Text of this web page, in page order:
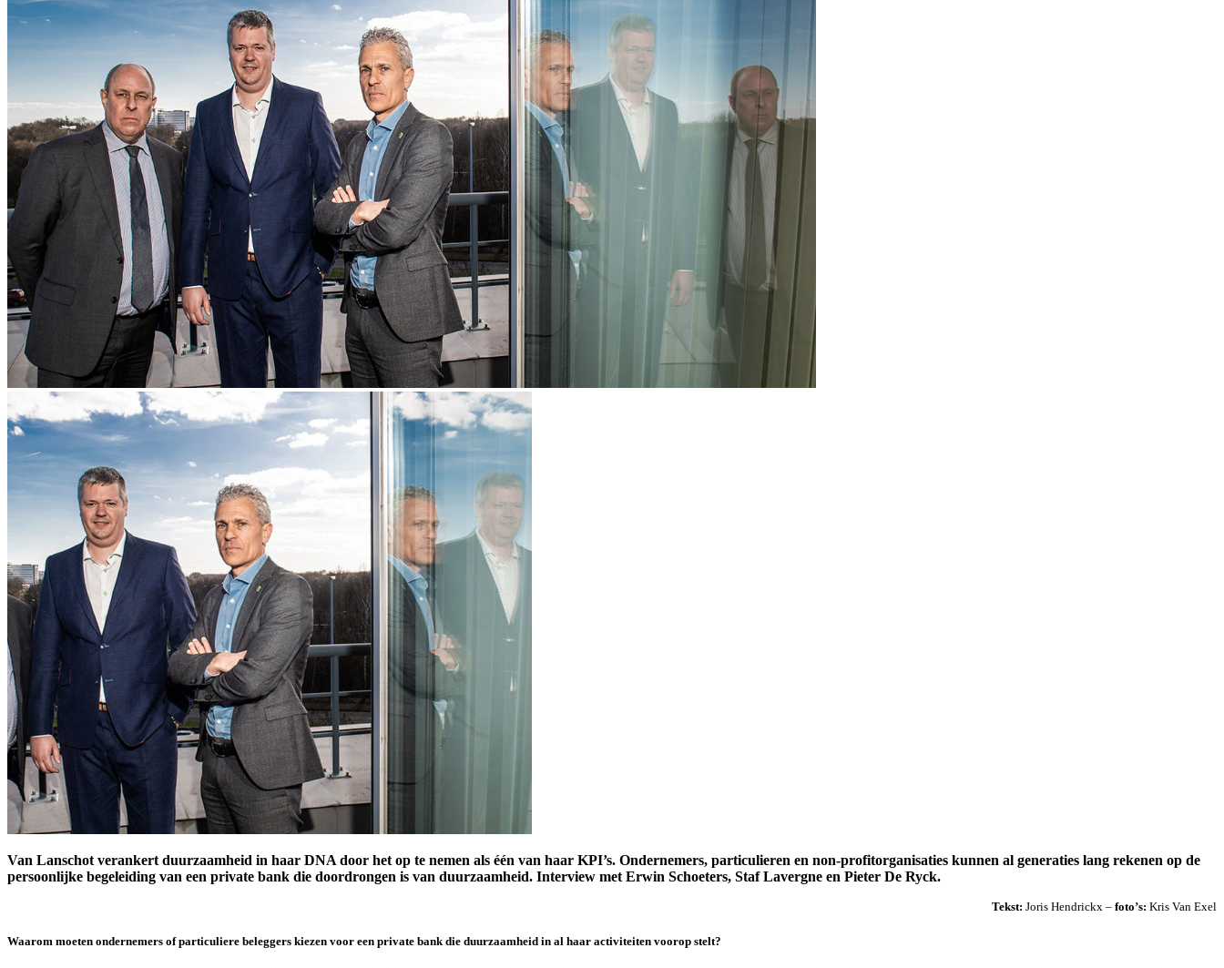
Van Lanschot verankert duurzaamheid in haar DNA door het op te nemen als één van haar KPI’s. Ondernemers, particulieren en non-profitorganisaties kunnen al generaties lang rekenen op de
persoonlijke begeleiding van een private bank die doordrongen is van duurzaamheid. Interview met Erwin Schoeters, Staf Lavergne en Pieter De Ryck.
Tekst: Joris Hendrickx – foto’s: Kris Van Exel
Waarom moeten ondernemers of particuliere beleggers kiezen voor een private bank die duurzaamheid in al haar activiteiten voorop stelt?